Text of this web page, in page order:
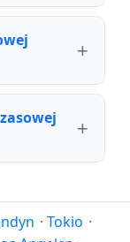
· Tokio ·